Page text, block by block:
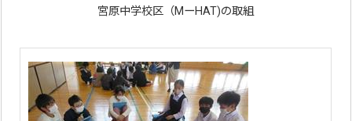
宮原中学校区（MーHAT)の取組